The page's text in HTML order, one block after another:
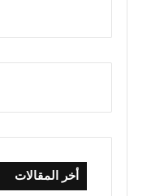
أخر المقالات